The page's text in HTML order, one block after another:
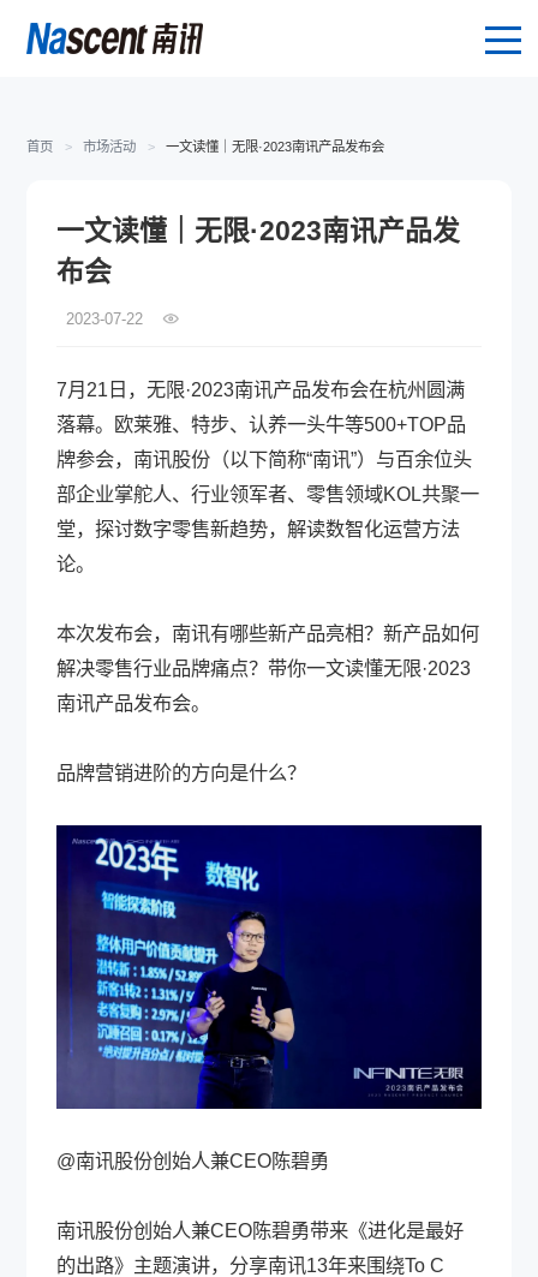
首页 > 市场活动 > 一文读懂｜无限·2023南讯产品发布会
一文读懂｜无限·2023南讯产品发
布会
2023-07-22
7月21日，无限·2023南讯产品发布会在杭州圆满
落幕。欧莱雅、特步、认养一头牛等500+TOP品
牌参会，南讯股份（以下简称“南讯”）与百余位头
部企业掌舵人、行业领军者、零售领域KOL共聚一
堂，探讨数字零售新趋势，解读数智化运营方法
论。
本次发布会，南讯有哪些新产品亮相？新产品如何
解决零售行业品牌痛点？带你一文读懂无限·2023
南讯产品发布会。
品牌营销进阶的方向是什么？
@南讯股份创始人兼CEO陈碧勇
南讯股份创始人兼CEO陈碧勇带来《进化是最好
的出路》主题演讲，分享南讯13年来围绕To C